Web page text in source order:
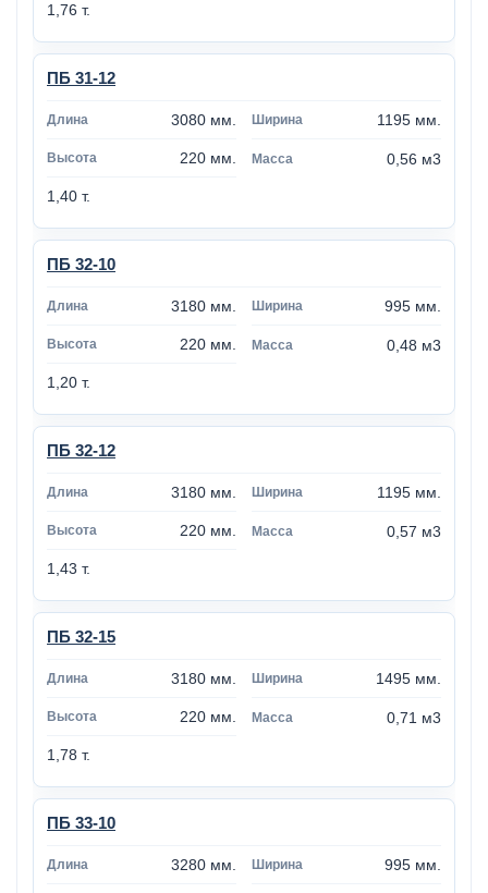
1,76 т.
ПБ 31-12
3080 мм. 1195 мм.
220 мм. 0,56 м3
1,40 т.
ПБ 32-10
3180 мм. 995 мм.
220 мм. 0,48 м3
1,20 т.
ПБ 32-12
3180 мм. 1195 мм.
220 мм. 0,57 м3
1,43 т.
ПБ 32-15
3180 мм. 1495 мм.
220 мм. 0,71 м3
1,78 т.
ПБ 33-10
3280 мм. 995 мм.